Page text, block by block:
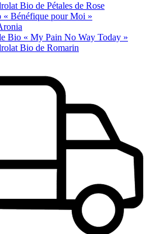
Bio de Pétales de Rose
« Bénéfique pour Moi »
Bio « My Pain No Way Today »
Bio de Romarin